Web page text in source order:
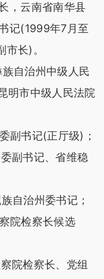
，云南省南华县
记(1999年7月至
长)。
自治州中级人民
明市中级人民法院
书记(正厅级)；
副书记、省维稳
治州委书记；
院检察长候选
院检察长、党组